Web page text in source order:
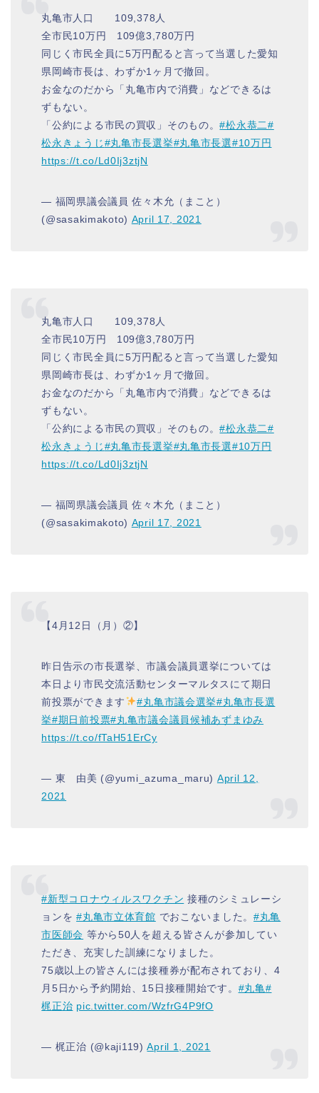
丸亀市人口 109,378人
全市民10万円 109億3,780万円
同じく市民全員に5万円配ると言って当選した愛知
県岡崎市長は、わずか1ヶ月で撤回。
お金なのだから「丸亀市内で消費」などできるは
ずもない。
「公約による市民の買収」そのもの。#松永恭二#
松永きょうじ#丸亀市長選挙#丸亀市長選#10万円
https://t.co/Ld0Ij3ztjN
— 福岡県議会議員 佐々木允（まこと）
(@sasakimakoto) April 17, 2021
丸亀市人口 109,378人
全市民10万円 109億3,780万円
同じく市民全員に5万円配ると言って当選した愛知
県岡崎市長は、わずか1ヶ月で撤回。
お金なのだから「丸亀市内で消費」などできるは
ずもない。
「公約による市民の買収」そのもの。#松永恭二#
松永きょうじ#丸亀市長選挙#丸亀市長選#10万円
https://t.co/Ld0Ij3ztjN
— 福岡県議会議員 佐々木允（まこと）
(@sasakimakoto) April 17, 2021
【4月12日（月）②】
昨日告示の市長選挙、市議会議員選挙については
本日より市民交流活動センターマルタスにて期日
前投票ができます
#丸亀市議会選挙#丸亀市長選
挙#期日前投票#丸亀市議会議員候補あずまゆみ
https://t.co/fTaH51ErCy
— 東 由美 (@yumi_azuma_maru) April 12,
2021
#新型コロナウィルスワクチン 接種のシミュレーシ
ョンを#丸亀市立体育館 でおこないました。#丸亀
市医師会 等から50人を超える皆さんが参加してい
ただき、充実した訓練になりました。
75歳以上の皆さんには接種券が配布されており、4
月5日から予約開始、15日接種開始です。 #丸亀#
梶正治 pic.twitter.com/WzfrG4P9fO
— 梶正治 (@kaji119)April 1, 2021